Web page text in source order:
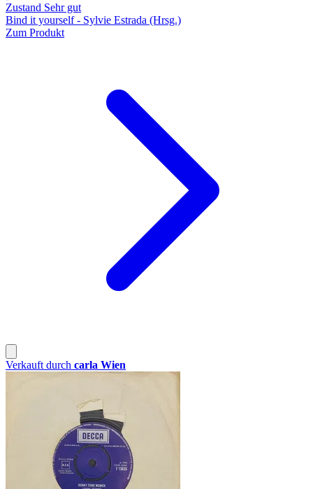
Zustand Sehr gut
Bind it yourself - Sylvie Estrada (Hrsg.)
Zum Produkt
Verkauft durch carla Wien